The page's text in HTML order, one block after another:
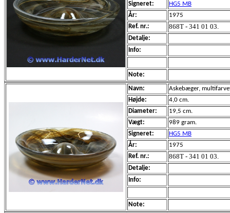
Signeret:
HG5 MB
År:
1975
Ref. nr.:
868T - 341 01 03.
Detalje:
Info:
Note:
Navn:
Askebæger,
Højde:
4,0 cm.
Diameter:
19,5 cm.
Vægt:
989 gram.
Signeret:
HG5 MB
År:
1975
Ref. nr.:
868T - 341 01 03.
Detalje:
Info:
Note: